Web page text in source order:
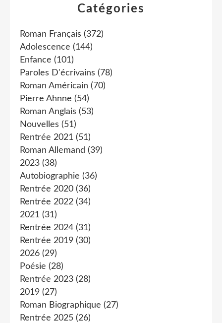
Catégories
Roman Français (372)
Adolescence (144)
Enfance (101)
Paroles D'écrivains (78)
Roman Américain (70)
Pierre Ahnne (54)
Roman Anglais (53)
Nouvelles (51)
Rentrée 2021 (51)
Roman Allemand (39)
2023 (38)
Autobiographie (36)
Rentrée 2020 (36)
Rentrée 2022 (34)
2021 (31)
Rentrée 2024 (31)
Rentrée 2019 (30)
2026 (29)
Poésie (28)
Rentrée 2023 (28)
2019 (27)
Roman Biographique (27)
Rentrée 2025 (26)